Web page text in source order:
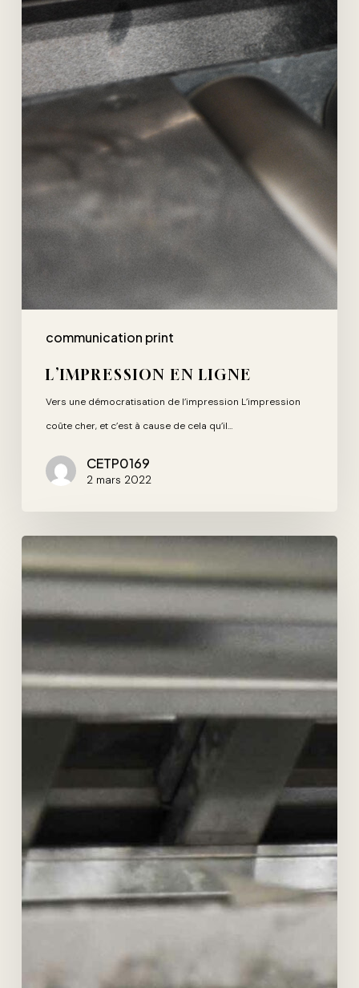
communication print
L’IMPRESSION EN LIGNE
Vers une démocratisation de l’impression L’impression
coûte cher, et c’est à cause de cela qu’il…
CETP0169
2 mars 2022
Une
brochure
à
l’image
de
votre
société